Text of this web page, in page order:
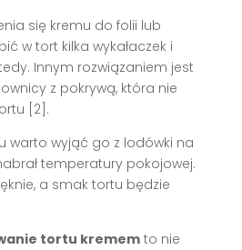
się kremu do folii lub
w tort kilka wykałaczek i
Innym rozwiązaniem jest
z pokrywą, która nie
[2].
warto wyjąć go z lodówki na
temperatury pokojowej.
a smak tortu będzie
tortu kremem to nie